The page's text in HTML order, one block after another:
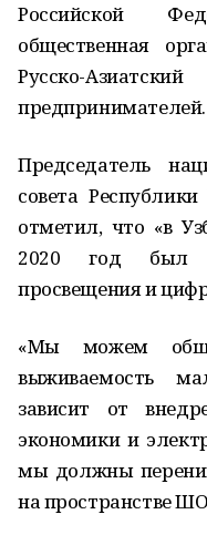
Российской
общественная
Русско-
предпринимателей.
Председатель
совета
отметил, что «в
2020 год был
просвещения и
«Мы можем
выживаемость
зависит от
экономики и
мы должны
на пространстве